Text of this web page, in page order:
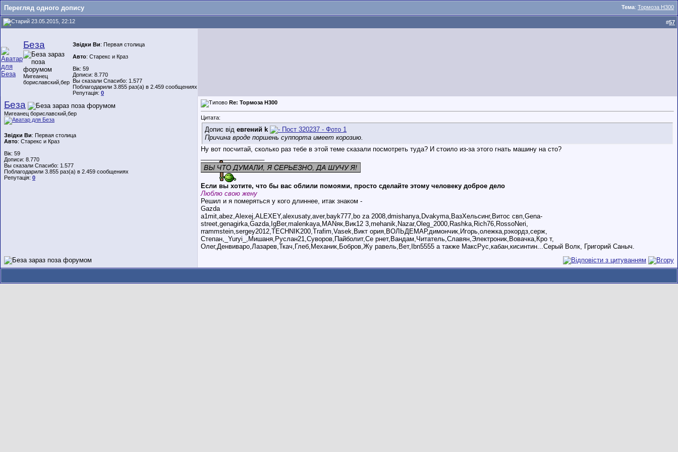
Тема: Тормоза Н300
Перегляд одного допису
23.05.2015, 22:12 #57
Беза
Мигеанец
бориславский,бер
Звідки Ви: Первая столица
Авто: Старекс и Краз
Вік: 59
Дописи: 8.770
Вы сказали Спасибо: 1.577
Поблагодарили 3.855 раз(а) в 2.459 сообщениях
Репутація: 0
Беза
Мигеанец бориславский,бер
Звідки Ви: Первая столица
Авто: Старекс и Краз
Вік: 59
Дописи: 8.770
Вы сказали Спасибо: 1.577
Поблагодарили 3.855 раз(а) в 2.459 сообщениях
Репутація: 0
Re: Тормоза Н300
Цитата:
Допис від евгений k
Причина вроде поршень суппорта имеет корозию.
Ну вот посчитай, сколько раз тебе в этой теме сказали посмотреть туда? И стоило из-за этого гнать машину на сто?
Если вы хотите, что бы вас облили помоями, просто сделайте этому человеку доброе дело
Люблю свою жену
Решил и я померяться у кого длиннее, итак знаком -
Gazda
a1mit,abez,Alexej,ALEXEY,alexusaty,aver,bayk777,bo za 2008,dmishanya,Dvakyma,ВазХельсинг,Витос свп,Gena-
street,genagirka,Gazda,IgBer,malenkaya,MANяк,Вик12 3,mehanik,Nazar,Oleg_2000,Rashka,Rich76,RossoNeri,
rrammstein,sergey2012,TECHNIK200,Trafim,Vasek,Викт ория,ВОЛЬДЕМАР,димончик,Игорь,олежка,рэкордз,серж,
Степан,_Yuryi_,Мишаня,Руслан21,Суворов,Пайболит,Се рнет,Вандам,Читатель,Славян,Электроник,Вовачка,Кро т,
Олег,Денвиваро,Лазарев,Ткач,Глеб,Механик,Бобров,Жу равель,Вет,Ibn5555 а также МаксРус,кабан,кисинтин...Серый Волк, Григорий Саныч.